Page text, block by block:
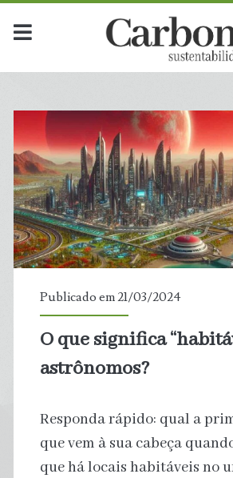
Publicado em 21/03/2024
O que significa
astrônomos?
Responda rápido: qual a
que vem à sua cabeça
que há locais habitáveis no